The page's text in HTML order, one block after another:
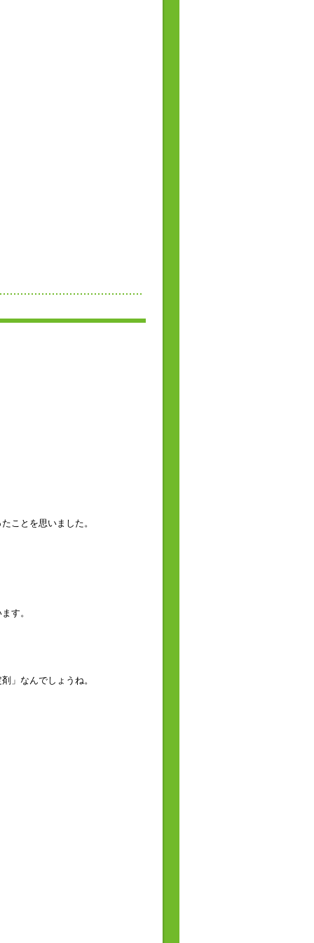
ことを思いました。
す。
」なんでしょうね。